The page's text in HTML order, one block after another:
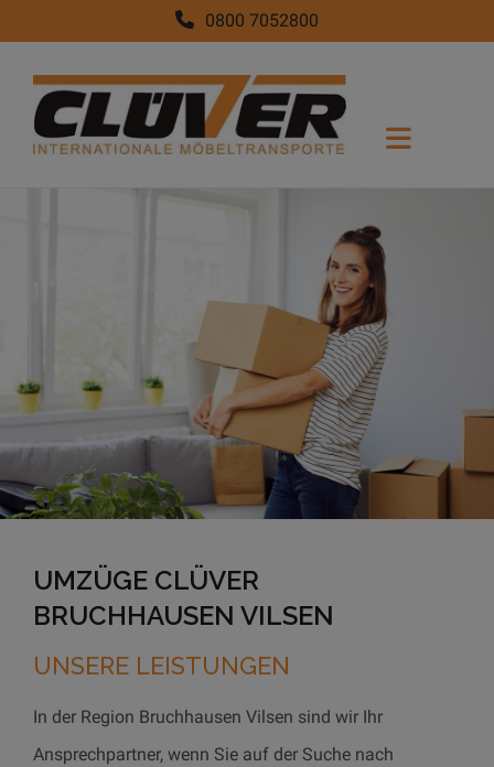
0800 7052800
UMZÜGE CLÜVER
BRUCHHAUSEN VILSEN
UNSERE LEISTUNGEN
In der Region Bruchhausen Vilsen sind wir Ihr
Ansprechpartner, wenn Sie auf der Suche nach